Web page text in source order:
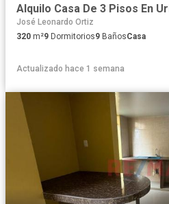
José Leonardo Ortiz
320 m²9 Dormitorios9 BañosCasa
Actualizado hace 1 semana